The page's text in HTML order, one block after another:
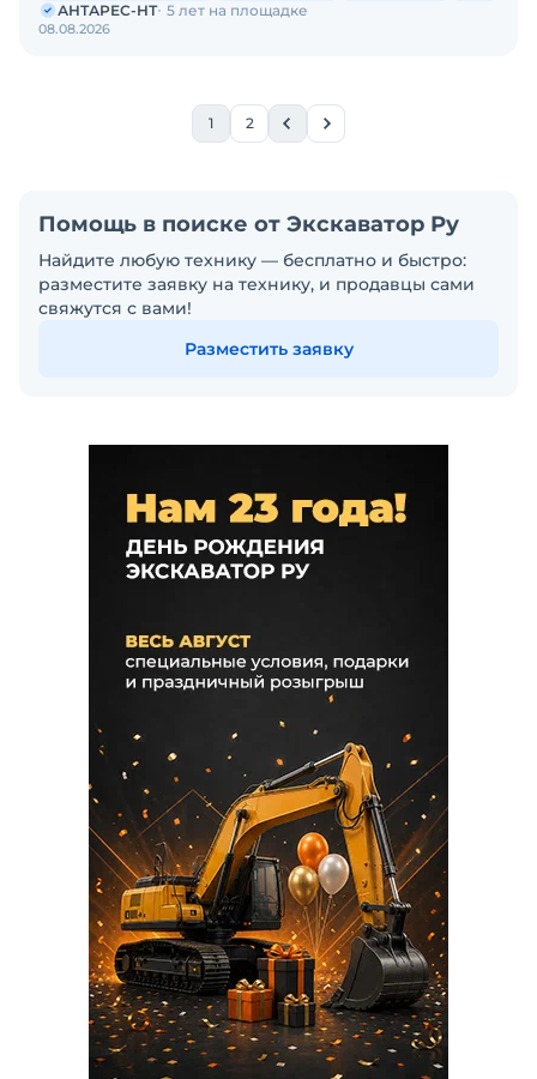
08.08.2026
АНТАРЕС-НТ 5 лет на площадке
1 2
Помощь в поиске от Экскаватор Ру
Найдите любую технику — бесплатно и быстро:
разместите заявку на технику, и продавцы сами
свяжутся с вами!
Разместить заявку